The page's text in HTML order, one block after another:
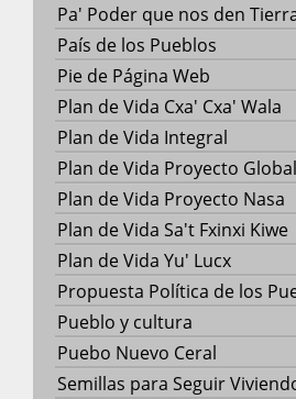
Pa' Poder que nos den
País de los Pueblos
Pie de Página Web
Plan de Vida Cxa' Cxa' Wala
Plan de Vida Integral
Plan de Vida Proyecto Global
Plan de Vida Proyecto Nasa
Plan de Vida Sa't Fxinxi Kiwe
Plan de Vida Yu' Lucx
Propuesta Política de los
Pueblo y cultura
Puebo Nuevo Ceral
Semillas para Seguir